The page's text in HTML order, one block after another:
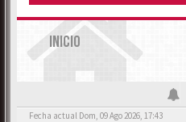
INICIO
Fecha actual Dom, 09 Ago 2026, 17:43